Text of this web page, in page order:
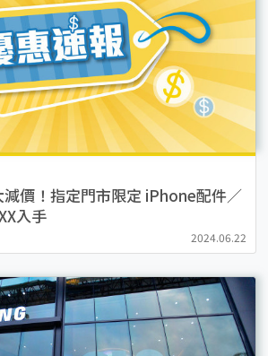
價！指定門市限定 iPhone配件／
入手
2024.06.22